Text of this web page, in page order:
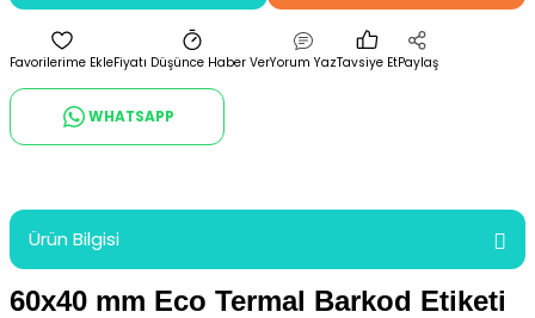
Fiyatı Düşünce Haber VerYorum YazTavsiye EtPaylaş
WHATSAPP
Ürün Bilgisi
60x40 mm Eco Termal Barkod Etiketi